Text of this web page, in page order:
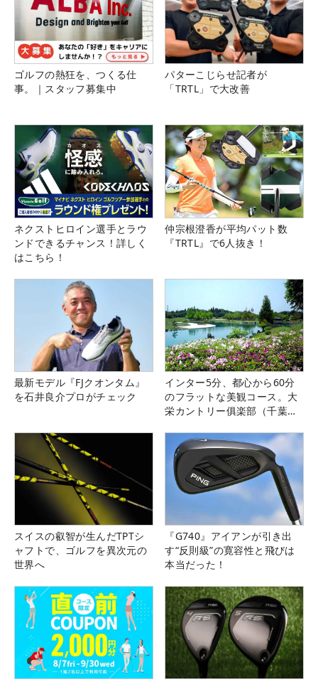
ゴルフの熱狂を、つくる仕
事。｜スタッフ募集中
パターこじらせ記者が
「TRTL」で大改善
ネクストヒロイン選手とラウ
ンドできるチャンス！詳しく
はこちら！
仲宗根澄香が平均パット数
『TRTL』で6人抜き！
最新モデル『FJクオンタム』
を石井良介プロがチェック
インター5分、都心から60分
のフラットな美観コース。大
栄カントリー俱楽部（千葉
スイスの叡智が生んだTPTシ
ャフトで、ゴルフを異次元の
世界へ
『G740』アイアンが引き出
す“反則級”の寛容性と飛びは
本当だった！